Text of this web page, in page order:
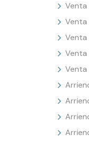
Venta
Venta
Venta
Venta